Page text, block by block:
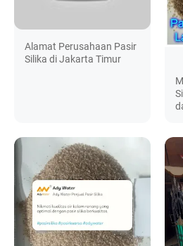
Alamat Perusahaan Pasir
Silika di Jakarta Timur